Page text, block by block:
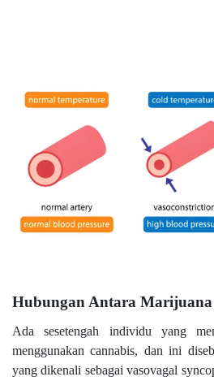
Hubungan Antara Marijuana
Ada sesetengah individu yang
menggunakan cannabis, dan ini
yang dikenali sebagai vasovagal